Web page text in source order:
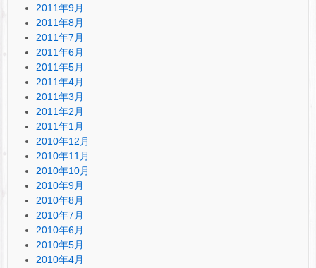
2011年9月
2011年8月
2011年7月
2011年6月
2011年5月
2011年4月
2011年3月
2011年2月
2011年1月
2010年12月
2010年11月
2010年10月
2010年9月
2010年8月
2010年7月
2010年6月
2010年5月
2010年4月